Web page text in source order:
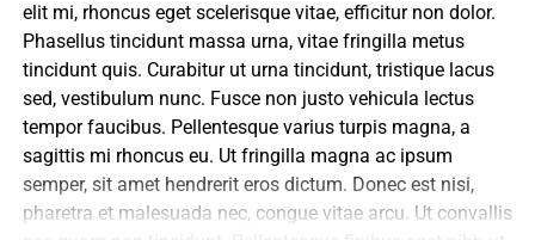
elit mi, rhoncus eget scelerisque vitae, efficitur non dolor.
Phasellus tincidunt massa urna, vitae fringilla metus
tincidunt quis. Curabitur ut urna tincidunt, tristique lacus
sed, vestibulum nunc. Fusce non justo vehicula lectus
tempor faucibus. Pellentesque varius turpis magna, a
sagittis mi rhoncus eu. Ut fringilla magna ac ipsum
semper, sit amet hendrerit eros dictum. Donec est nisi,
pharetra et malesuada nec, congue vitae arcu. Ut convallis